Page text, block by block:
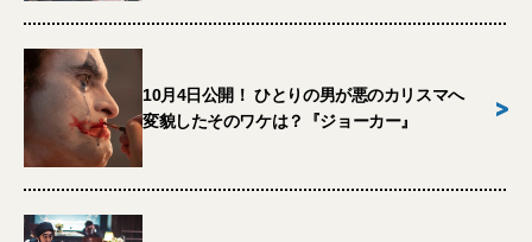
10月4日公開！ ひとりの男が悪のカリスマへ
変貌したそのワケは？『ジョーカー』
>